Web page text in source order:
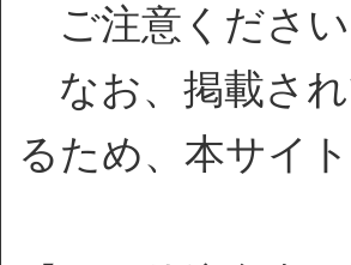
ご注意ください
なお、掲載され
るため、本サイ